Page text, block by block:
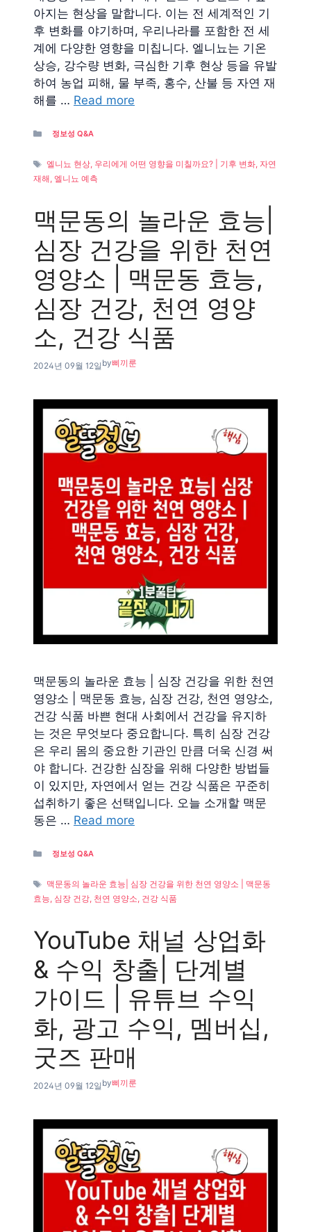
아지는 현상을 말합니다. 이는 전 세계적인 기
후 변화를 야기하며, 우리나라를 포함한 전 세
계에 다양한 영향을 미칩니다. 엘니뇨는 기온
상승, 강수량 변화, 극심한 기후 현상 등을 유발
하여 농업 피해, 물 부족, 홍수, 산불 등 자연 재
해를 … Read more
Categories
정보성 Q&A
Tags
엘니뇨 현상, 우리에게 어떤 영향을 미칠까요? | 기후 변화, 자연
재해, 엘니뇨 예측
맥문동의 놀라운 효능|
심장 건강을 위한 천연
영양소 | 맥문동 효능,
심장 건강, 천연 영양
소, 건강 식품
2024년 09월 12일 by삐끼룬
맥문동의 놀라운 효능 | 심장 건강을 위한 천연
영양소 | 맥문동 효능, 심장 건강, 천연 영양소,
건강 식품 바쁜 현대 사회에서 건강을 유지하
는 것은 무엇보다 중요합니다. 특히 심장 건강
은 우리 몸의 중요한 기관인 만큼 더욱 신경 써
야 합니다. 건강한 심장을 위해 다양한 방법들
이 있지만, 자연에서 얻는 건강 식품은 꾸준히
섭취하기 좋은 선택입니다. 오늘 소개할 맥문
동은 … Read more
Categories
정보성 Q&A
Tags
맥문동의 놀라운 효능| 심장 건강을 위한 천연 영양소 | 맥문동
효능, 심장 건강, 천연 영양소, 건강 식품
YouTube 채널 상업화
& 수익 창출| 단계별
가이드 | 유튜브 수익
화, 광고 수익, 멤버십,
굿즈 판매
2024년 09월 12일 by삐끼룬